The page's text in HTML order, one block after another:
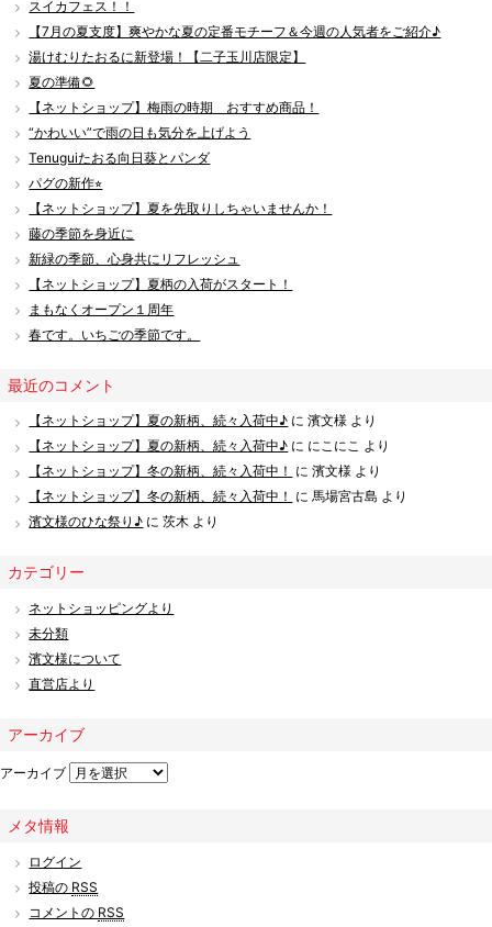
スイカフェス！！
【7月の夏支度】爽やかな夏の定番モチーフ＆今週の人気者をご紹介♪
湯けむりたおるに新登場！【二子玉川店限定】
夏の準備🌻
【ネットショップ】梅雨の時期 おすすめ商品！
“かわいい”で雨の日も気分を上げよう
Tenuguiたおる向日葵とパンダ
パグの新作⭐︎
【ネットショップ】夏を先取りしちゃいませんか！
藤の季節を身近に
新緑の季節、心身共にリフレッシュ
【ネットショップ】夏柄の入荷がスタート！
まもなくオープン１周年
春です。いちごの季節です。
最近のコメント
【ネットショップ】夏の新柄、続々入荷中♪ に濱文様 より
【ネットショップ】夏の新柄、続々入荷中♪ に にこにこ より
【ネットショップ】冬の新柄、続々入荷中！ に濱文様 より
【ネットショップ】冬の新柄、続々入荷中！ に馬場宮古島 より
濱文様のひな祭り♪ に茨木 より
カテゴリー
ネットショッピングより
未分類
濱文様について
直営店より
アーカイブ
アーカイブ
メタ情報
ログイン
投稿の RSS
コメントの RSS